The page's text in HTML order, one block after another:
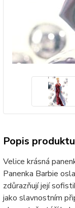
Popis produktu
Velice krásná
Panenka Barbie
zdůrazňují její
jako slavnostním